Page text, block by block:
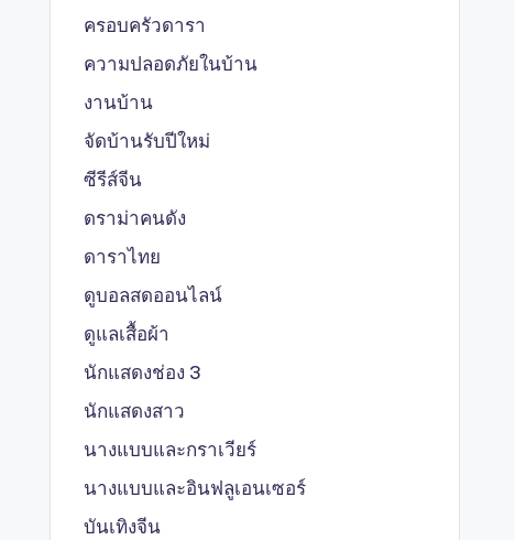
ครอบครัวดารา
ความปลอดภัยในบ้าน
งานบ้าน
จัดบ้านรับปีใหม่
ซีรีส์จีน
ดราม่าคนดัง
ดาราไทย
ดูบอลสดออนไลน์
ดูแลเสื้อผ้า
นักแสดงช่อง 3
นักแสดงสาว
นางแบบและกราเวียร์
นางแบบและอินฟลูเอนเซอร์
บันเทิงจีน